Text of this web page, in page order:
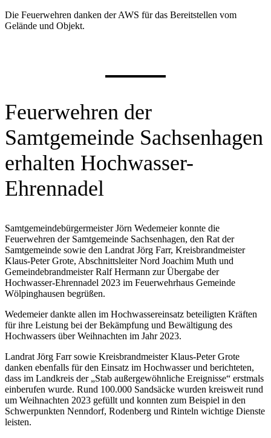
Die Feuerwehren danken der AWS für das Bereitstellen vom
Gelände und Objekt.
Feuerwehren der
Samtgemeinde Sachsenhagen
erhalten Hochwasser-
Ehrennadel
Samtgemeindebürgermeister Jörn Wedemeier konnte die
Feuerwehren der Samtgemeinde Sachsenhagen, den Rat der
Samtgemeinde sowie den Landrat Jörg Farr, Kreisbrandmeister
Klaus-Peter Grote, Abschnittsleiter Nord Joachim Muth und
Gemeindebrandmeister Ralf Hermann zur Übergabe der
Hochwasser-Ehrennadel 2023 im Feuerwehrhaus Gemeinde
Wölpinghausen begrüßen.
Wedemeier dankte allen im Hochwassereinsatz beteiligten Kräften
für ihre Leistung bei der Bekämpfung und Bewältigung des
Hochwassers über Weihnachten im Jahr 2023.
Landrat Jörg Farr sowie Kreisbrandmeister Klaus-Peter Grote
danken ebenfalls für den Einsatz im Hochwasser und berichteten,
dass im Landkreis der „Stab außergewöhnliche Ereignisse“ erstmals
einberufen wurde. Rund 100.000 Sandsäcke wurden kreisweit rund
um Weihnachten 2023 gefüllt und konnten zum Beispiel in den
Schwerpunkten Nenndorf, Rodenberg und Rinteln wichtige Dienste
leisten.